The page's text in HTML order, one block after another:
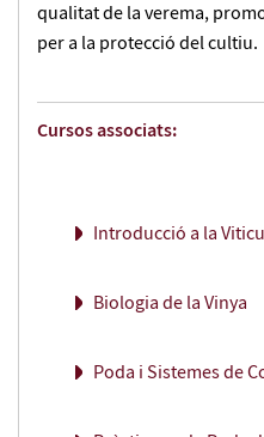
qualitat de la verema,
per a la protecció del cultiu.
Cursos associats:
Introducció a la
Biologia de la Vinya
Poda i Sistemes de